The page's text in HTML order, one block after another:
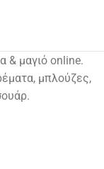
& μαγιό online.
μπλούζες,